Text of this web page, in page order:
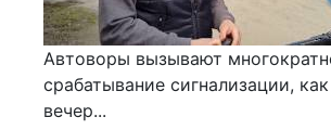
Автоворы вызывают
срабатывание сигнализации,
вечер...